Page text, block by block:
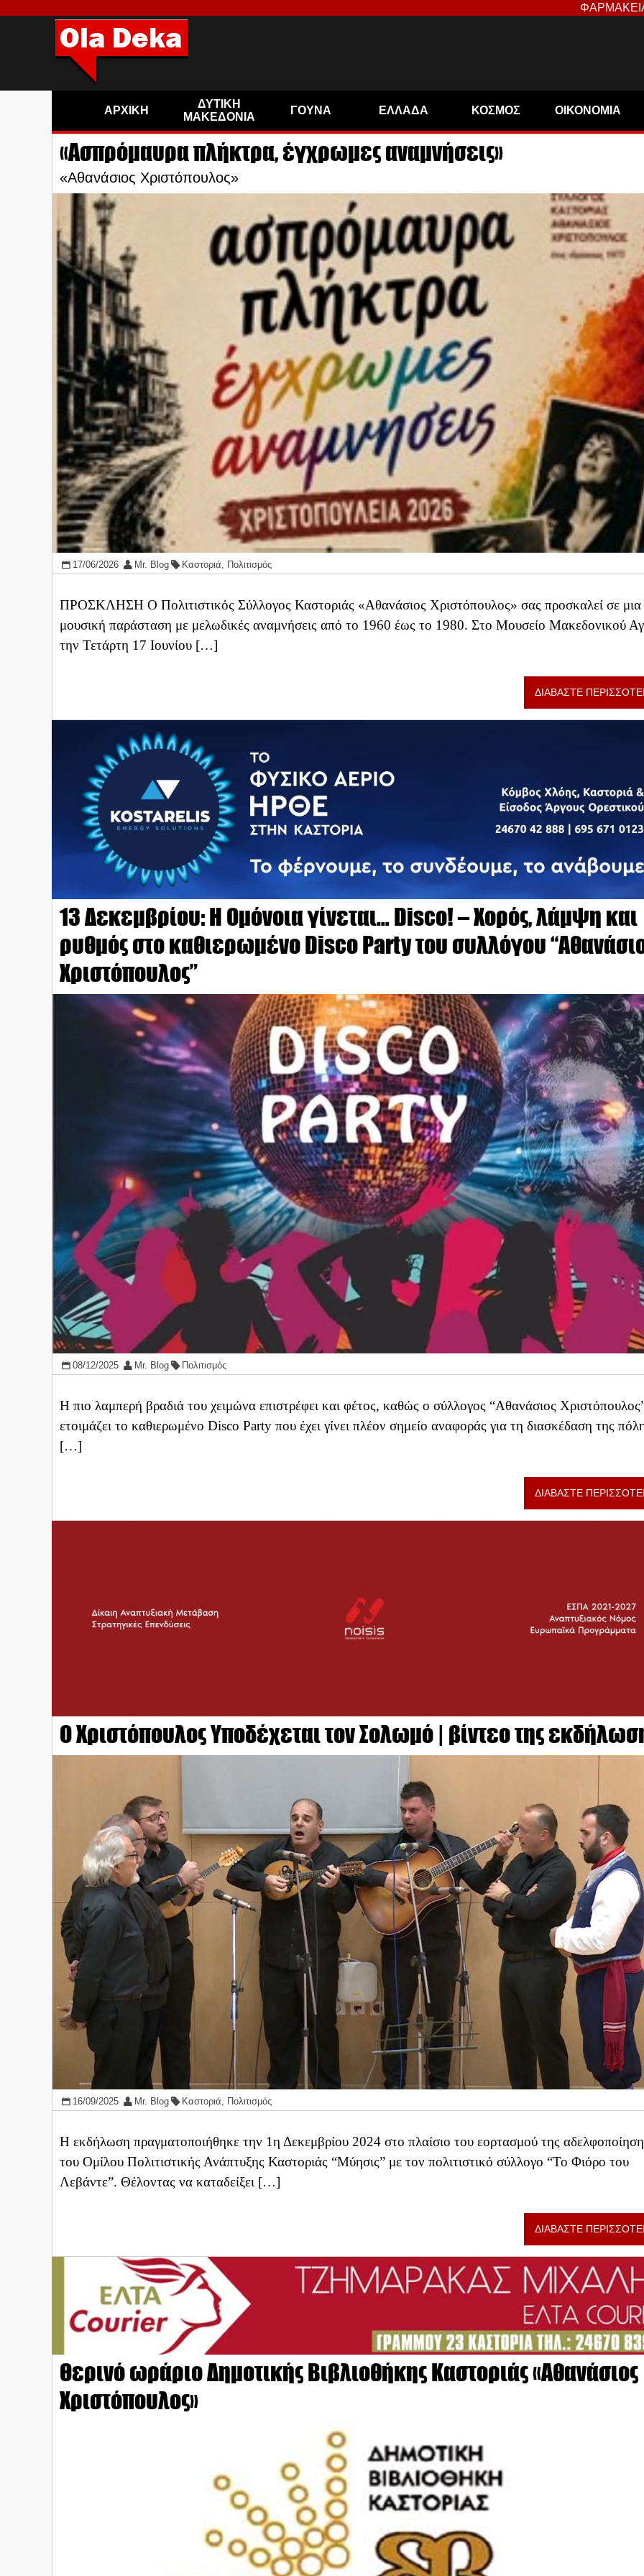
ΑΡΧΙΚΗ
ΔΥΤΙΚΗ
ΜΑΚΕΔΟΝΙΑ
ΓΟΥΝΑ ΕΛΛΑΔΑ ΚΟΣΜΟΣ ΟΙΚΟΝΟΜΙΑ
«Ασπρόμαυρα πλήκτρα, έγχρωμες αναμνήσεις»
«Αθανάσιος Χριστόπουλος»
17/06/2026 Mr. Blog Καστοριά Πολιτισμός
ΠΡΟΣΚΛΗΣΗ Ο Πολιτιστικός Σύλλογος Καστοριάς «Αθανάσιος Χριστόπουλος» σας προσκαλεί σε μια
μουσική παράσταση με μελωδικές αναμνήσεις από το 1960 έως το 1980. Στο Μουσείο Μακεδονικού
την Τετάρτη 17 Ιουνίου […]
ΔΙΑΒΑΣΤΕ
13 Δεκεμβρίου: Η Ομόνοια γίνεται… Disco! – Χορός, λάμψη και
ρυθμός στο καθιερωμένο Disco Party του συλλόγου
Χριστόπουλος”
08/12/2025 Mr. Blog Πολιτισμός
Η πιο λαμπερή βραδιά του χειμώνα επιστρέφει και φέτος, καθώς ο σύλλογος “Αθανάσιος
ετοιμάζει το καθιερωμένο Disco Party που έχει γίνει πλέον σημείο αναφοράς για τη διασκέδαση της
[…]
ΔΙΑΒΑΣΤΕ
Ο Χριστόπουλος Υποδέχεται τον Σολωμό | βίντεο της
16/09/2025 Mr. Blog Καστοριά Πολιτισμός
Η εκδήλωση πραγματοποιήθηκε την 1η Δεκεμβρίου 2024 στο πλαίσιο του εορτασμού της
του Ομίλου Πολιτιστικής Ανάπτυξης Καστοριάς “Μύησις” με τον πολιτιστικό σύλλογο “Το Φιόρο του
Λεβάντε”. Θέλοντας να καταδείξει […]
ΔΙΑΒΑΣΤΕ
Θερινό ωράριο Δημοτικής Βιβλιοθήκης Καστοριάς «Αθανάσιος
Χριστόπουλος»